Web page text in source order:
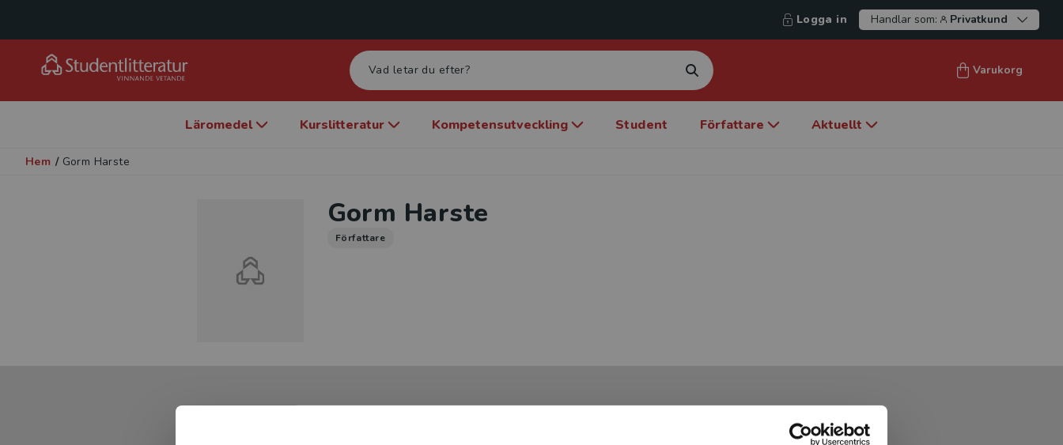
Logga in Handlar som: Privatkund
Varukorg
Läromedel Kurslitteratur Kompetensutveckling Student Författare Aktuellt
Hem / Gorm Harste
Gorm Harste
Författare